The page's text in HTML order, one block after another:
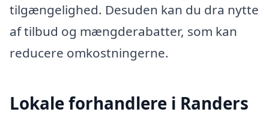
tilgængelighed. Desuden kan du dra nytte
af tilbud og mængderabatter, som kan
reducere omkostningerne.
Lokale forhandlere i Randers